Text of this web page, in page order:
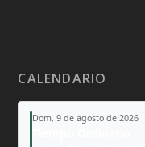
CALENDARIO
Dom, 9 de agosto de 2026